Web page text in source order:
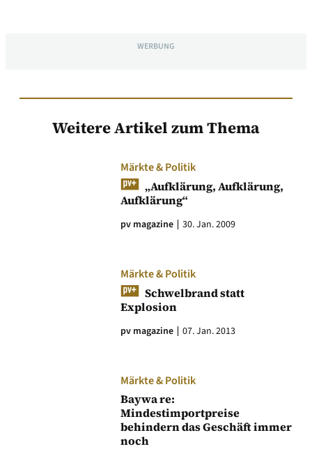
WERBUNG
Weitere Artikel zum Thema
Märkte & Politik
„Aufklärung, Aufklärung,
Aufklärung“
pv magazine 30. Jan. 2009
Märkte & Politik
Schwelbrand statt
Explosion
pv magazine 07. Jan. 2013
Märkte & Politik
Baywa re:
Mindestimportpreise
behindern das Geschäft immer
noch